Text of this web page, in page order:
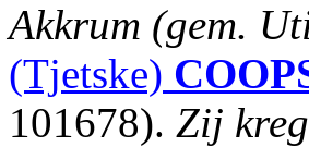
Akkrum (gem.
(Tjetske)
101678). Zij